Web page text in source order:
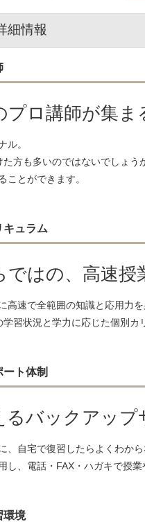
群馬大学 13名
鹿児島大学 18名
香川大学 7名
札幌医科大学 24名
徳島大学 35名
山形大学 24名
佐賀大学 27名
自治医科大学 31名
近畿大学 10名
兵庫医科大学 18名
金沢医科大学 7名
・東進衛星予備校・早稲田
細情報
ロ講師が集ま
ル。
方も多いのではないでしょう
ことができます。
ュラム
はの、高速授
高速で全範囲の知識と応用力
習状況と学力に応じた個別カ
ト体制
るバックアップ
自宅で復習したらよくわから
、電話・FAX・ハガキで授
環境